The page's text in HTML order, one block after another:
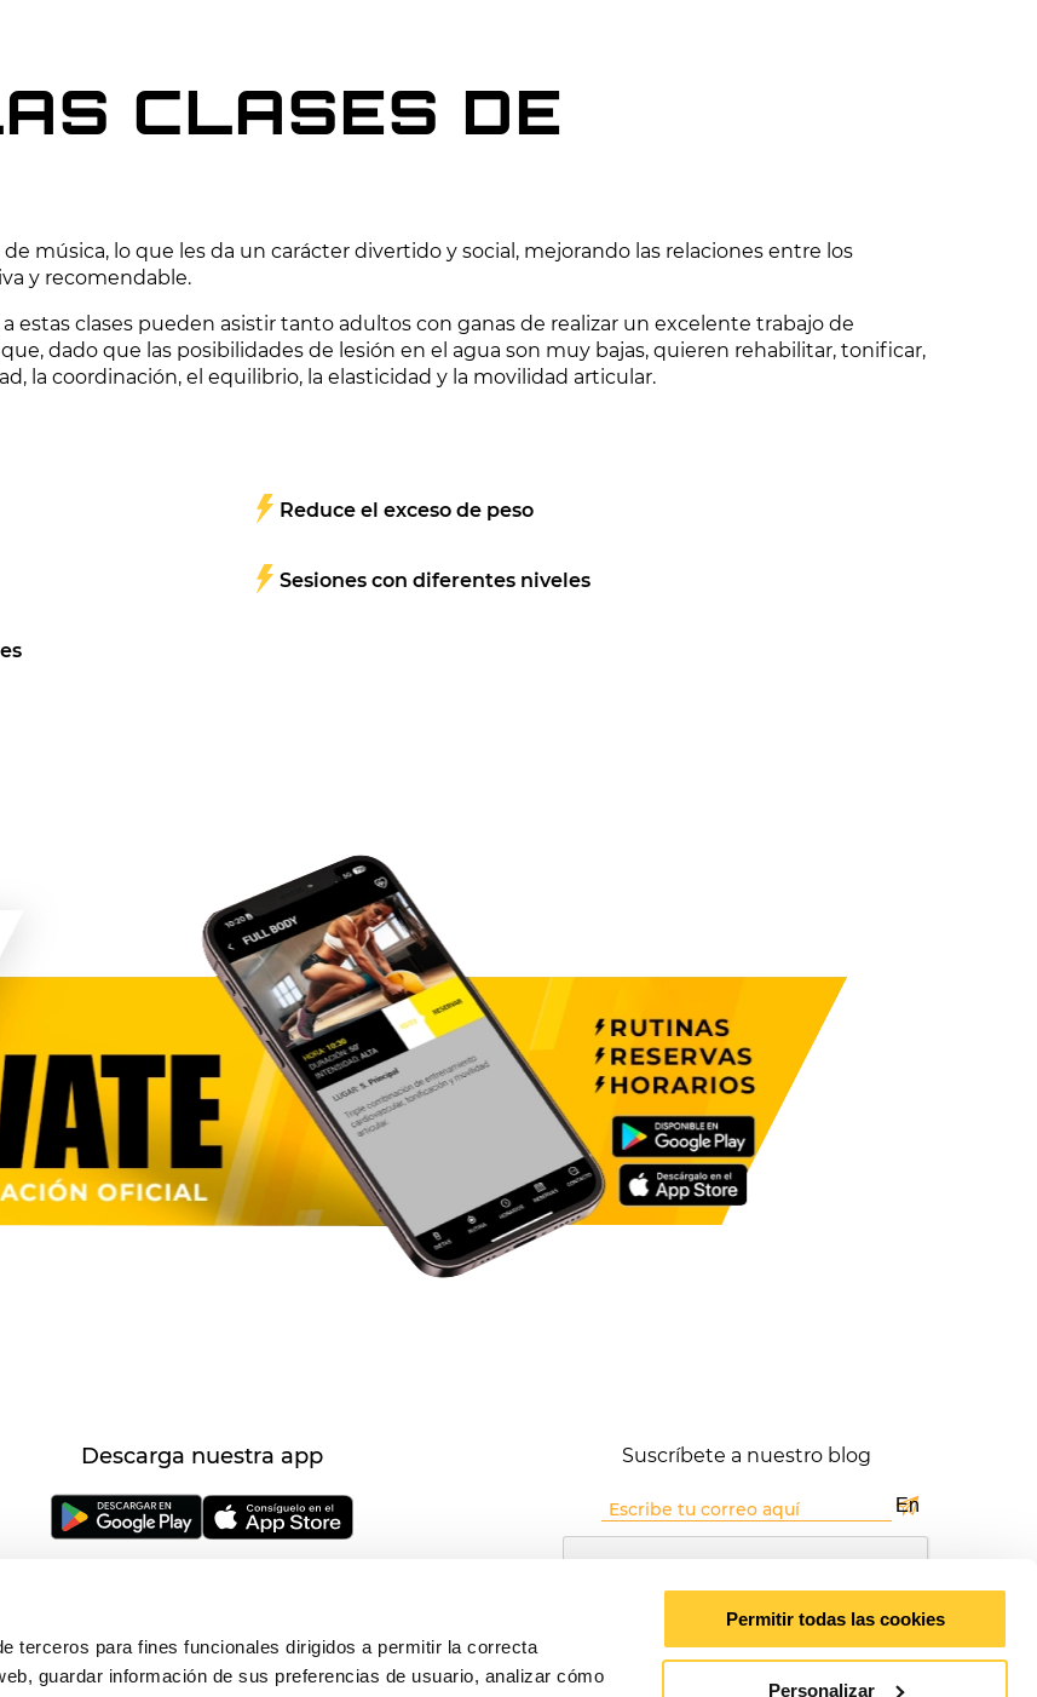
terceros para fines funcionales dirigidos a permitir la correcta
guardar información de sus preferencias de usuario, analizar cómo
Permitir todas las cookies
Personalizar
CLASES DE
música, lo que les da un carácter divertido y social, mejorando las relaciones entre los
y recomendable.
estas clases pueden asistir tanto adultos con ganas de realizar un excelente trabajo de
dado que las posibilidades de lesión en el agua son muy bajas, quieren rehabilitar, tonificar,
la coordinación, el equilibrio, la elasticidad y la movilidad articular.
Reduce el exceso de peso
Sesiones con diferentes niveles
Descarga nuestra app Suscríbete a nuestro blog